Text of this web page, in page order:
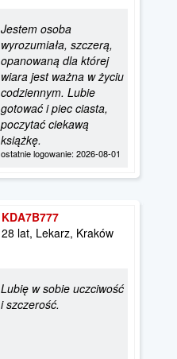
Jestem osoba
wyrozumiała, szczerą,
opanowaną dla której
wiara jest ważna w życiu
codziennym. Lubie
gotować i piec ciasta,
poczytać ciekawą
książkę.
ostatnie logowanie: 2026-08-01
KDA7B777
28 lat, Lekarz, Kraków
Lubię w sobie uczciwość
i szczerość.